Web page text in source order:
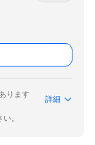
ります
詳細
。